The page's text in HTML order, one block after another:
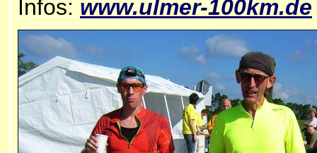
Infos: www.ulmer-100km.de